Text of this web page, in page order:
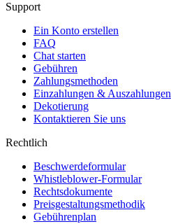
Support
Ein Konto erstellen
FAQ
Chat starten
Gebühren
Zahlungsmethoden
Einzahlungen & Auszahlungen
Dekotierung
Kontaktieren Sie uns
Rechtlich
Beschwerdeformular
Whistleblower-Formular
Rechtsdokumente
Preisgestaltungsmethodik
Gebührenplan